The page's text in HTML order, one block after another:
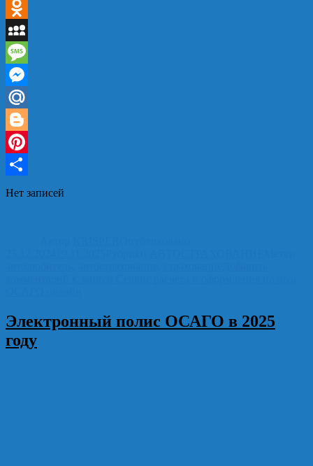
VK
Odnoklassniki
MySpace
Message
Messenger
Mail.Ru
Blogger
Pinterest
Отправить
Нет записей
Электронный полис ОСАГО в 2025
году